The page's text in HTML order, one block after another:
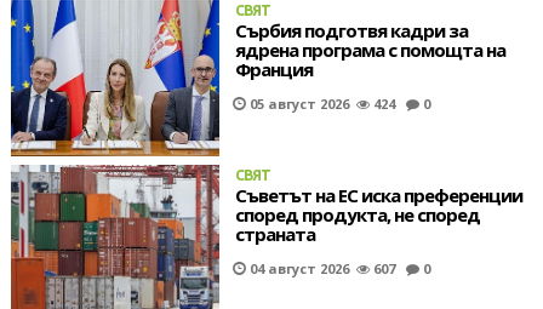
СВЯТ
Сърбия подготвя кадри за
ядрена програма с помощта на
Франция
05 август 2026 424 0
СВЯТ
Съветът на ЕС иска преференции
според продукта, не според
страната
04 август 2026 607 0